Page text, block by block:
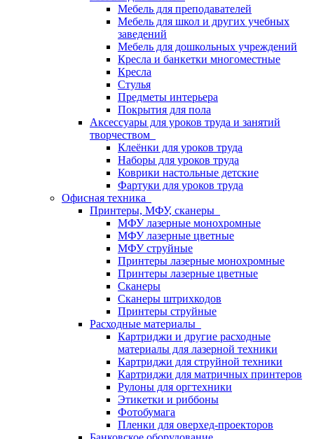
Мебель для преподавателей
Мебель для школ и других учебных
заведений
Мебель для дошкольных учреждений
Кресла и банкетки многоместные
Кресла
Стулья
Предметы интерьера
Покрытия для пола
Аксессуары для уроков труда и занятий
творчеством
Клеёнки для уроков труда
Наборы для уроков труда
Коврики настольные детские
Фартуки для уроков труда
Офисная техника
Принтеры, МФУ, сканеры
МФУ лазерные монохромные
МФУ лазерные цветные
МФУ струйные
Принтеры лазерные монохромные
Принтеры лазерные цветные
Сканеры
Сканеры штрихкодов
Принтеры струйные
Расходные материалы
Картриджи и другие расходные
материалы для лазерной техники
Картриджи для струйной техники
Картриджи для матричных принтеров
Рулоны для оргтехники
Этикетки и риббоны
Фотобумага
Пленки для оверхед-проекторов